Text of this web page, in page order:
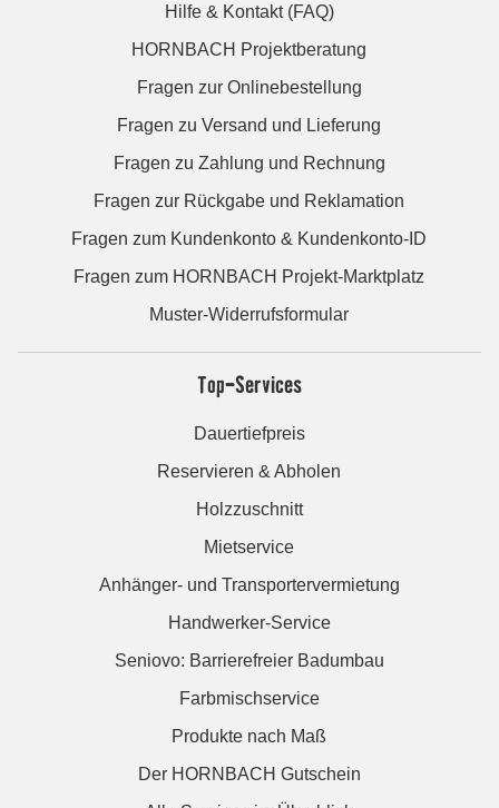
Hilfe & Kontakt (FAQ)
HORNBACH Projektberatung
Fragen zur Onlinebestellung
Fragen zu Versand und Lieferung
Fragen zu Zahlung und Rechnung
Fragen zur Rückgabe und Reklamation
Fragen zum Kundenkonto & Kundenkonto-ID
Fragen zum HORNBACH Projekt-Marktplatz
Muster-Widerrufsformular
Top-Services
Dauertiefpreis
Reservieren & Abholen
Holzzuschnitt
Mietservice
Anhänger- und Transportervermietung
Handwerker-Service
Seniovo: Barrierefreier Badumbau
Farbmischservice
Produkte nach Maß
Der HORNBACH Gutschein